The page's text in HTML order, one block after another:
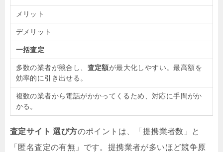
メリット
デメリット
一括査定
多数の業者が競合し、 査定額が最大化しやすい。最高額を
効率的に引き出せる。
複数の業者から電話がかかってくるため、対応に手間がか
かる。
査定サイト 選び方のポイントは、「提携業者数」と
「匿名査定の有無」です。提携業者が多いほど競争原